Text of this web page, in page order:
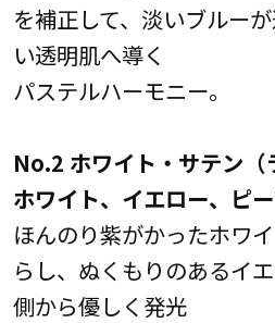
を補正して、淡いブルー
い透明肌へ導く
パステルハーモニー。
No.2 ホワイト・サテン（
ホワイト、イエロー、ピー
ほんのり紫がかったホワ
らし、ぬくもりのあるイ
側から優しく発光